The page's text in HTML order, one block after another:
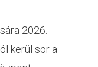
2026.
kerül sor a